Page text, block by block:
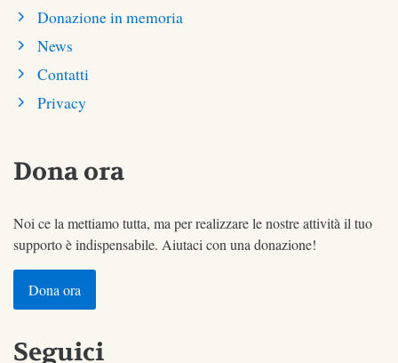
Donazione in memoria
News
Contatti
Privacy
Dona ora
Noi ce la mettiamo tutta, ma per realizzare le nostre attività il tuo
supporto è indispensabile. Aiutaci con una donazione!
Dona ora
Seguici